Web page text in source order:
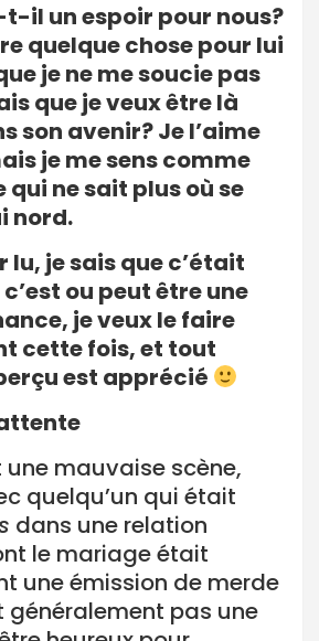
il un espoir pour nous?
quelque chose pour lui
je ne me soucie pas
que je veux être là
son avenir? Je l’aime
je me sens comme
qui ne sait plus où se
nord.
lu, je sais que c’était
ou peut être une
je veux le faire
cette fois, et tout
est apprécié
une mauvaise scène,
quelqu’un qui était
dans une relation
le mariage était
une émission de merde
généralement pas une